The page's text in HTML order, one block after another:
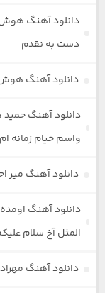
دانلود آهنگ هوش
دست به نقدم
دانلود آهنگ هوش
دانلود آهنگ
واسم خیام زمانه
دانلود آهنگ میر
دانلود آهنگ
المثل آخ سلام
دانلود آهنگ